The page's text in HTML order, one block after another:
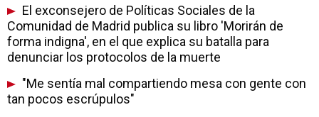
El exconsejero de Políticas Sociales de la
Comunidad de Madrid publica su libro 'Morirán de
forma indigna', en el que explica su batalla para
denunciar los protocolos de la muerte
"Me sentía mal compartiendo mesa con gente con
tan pocos escrúpulos"